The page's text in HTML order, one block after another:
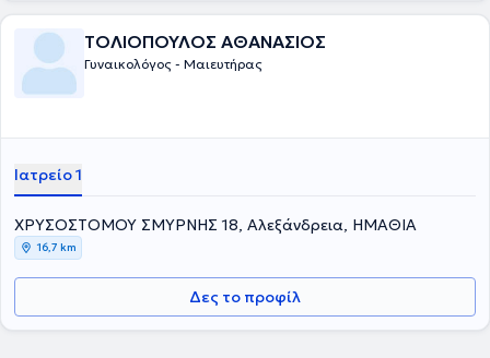
ΤΟΛΙΟΠΟΥΛΟΣ ΑΘΑΝΑΣΙΟΣ
Γυναικολόγος - Μαιευτήρας
Ιατρείο 1
ΧΡΥΣΟΣΤΟΜΟΥ ΣΜΥΡΝΗΣ 18, Αλεξάνδρεια, ΗΜΑΘΙΑ
16,7 km
Δες το προφίλ